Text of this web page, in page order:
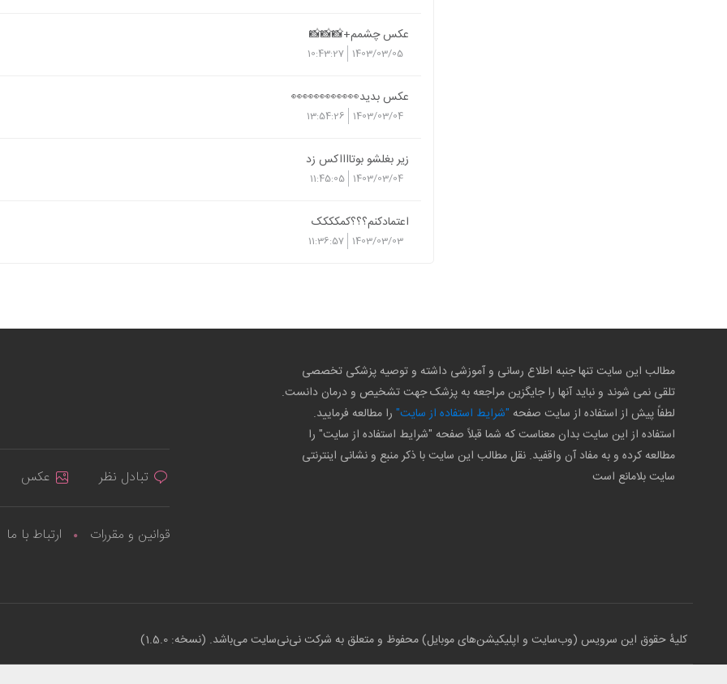
عکس چشمم+📸📸📸
1403/03/05
10:43:27
عکس بدید👀👀👀👀👀👀
1403/03/04
13:54:26
زیر بغلشو بوتااااکس زد
1403/03/04
11:45:05
اعتمادکنم؟؟؟کمکککک
1403/03/03
11:36:57
مطالب این سایت تنها جنبه اطلاع رسانی و آموزشی داشته و توصیه پزشکی تخصصی
تلقی نمی شوند و نباید آنها را جایگزین مراجعه به پزشک جهت تشخیص و درمان دانست.
لطفاً پیش از استفاده از سایت صفحه "شرایط استفاده از سایت" را مطالعه فرمایید.
استفاده از این سایت بدان معناست که شما قبلاً صفحه "شرایط استفاده از سایت" را
مطالعه کرده و به مفاد آن واقفید. نقل مطالب این سایت با ذکر منبع و نشانی اینترنتی
سایت بلامانع است
تبادل نظر عکس
قوانین و مقررات ارتباط با ما
کلیهٔ حقوق این سرویس (وب‌سایت و اپلیکیشن‌های موبایل) محفوظ و متعلق به شرکت نی‌نی‌سایت می‌باشد. (نسخه: 1.5.0)